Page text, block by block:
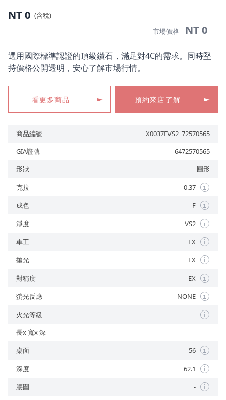
婚禮護照
NT 0 (含稅)
市場價格
NT 0
選用國際標準認證的頂級鑽石，滿足對4C的需求。同時堅
持價格公開透明，安心了解市場行情。
看更多商品 預約來店了解
商品編號
X0037FVS2_72570565
GIA證號
6472570565
形狀
圓形
克拉
0.37 i
成色 F i
淨度 VS2 i
車工 EX i
拋光 EX i
對稱度 EX i
螢光反應 NONE i
火光等級 i
長x 寬x 深
-
桌面
56 i
深度 62.1 i
腰圍 - i